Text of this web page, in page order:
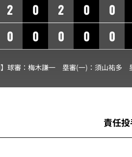
2 0 2 0 0
0 0 0 0 0
球審： 梅木謙一 塁審(一)： 須山祐多
責任